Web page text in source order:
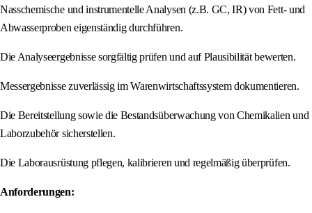
Nasschemische und instrumentelle Analysen (z.B. GC, IR) von Fett- und
Abwasserproben eigenständig durchführen.
Die Analyseergebnisse sorgfältig prüfen und auf Plausibilität bewerten.
Messergebnisse zuverlässig im Warenwirtschaftssystem dokumentieren.
Die Bereitstellung sowie die Bestandsüberwachung von Chemikalien und
Laborzubehör sicherstellen.
Die Laborausrüstung pflegen, kalibrieren und regelmäßig überprüfen.
Anforderungen: